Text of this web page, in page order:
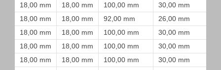
18,00 mm
18,00 mm 100,00 mm
30,00 mm
18,00 mm
18,00 mm 92,00 mm
26,00 mm
18,00 mm
18,00 mm 100,00 mm
30,00 mm
18,00 mm
18,00 mm 100,00 mm
30,00 mm
18,00 mm
18,00 mm 100,00 mm
30,00 mm